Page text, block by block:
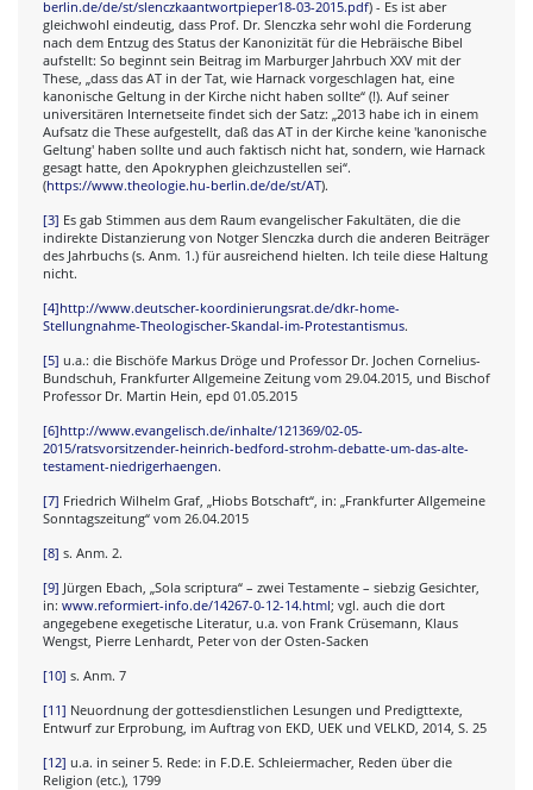
berlin.de/de/st/slenczkaantwortpieper18-03-2015.pdf) - Es ist aber
gleichwohl eindeutig, dass Prof. Dr. Slenczka sehr wohl die Forderung
nach dem Entzug des Status der Kanonizität für die Hebräische Bibel
aufstellt: So beginnt sein Beitrag im Marburger Jahrbuch XXV mit der
These, „dass das AT in der Tat, wie Harnack vorgeschlagen hat, eine
kanonische Geltung in der Kirche nicht haben sollte“ (!). Auf seiner
universitären Internetseite findet sich der Satz: „2013 habe ich in einem
Aufsatz die These aufgestellt, daß das AT in der Kirche keine 'kanonische
Geltung' haben sollte und auch faktisch nicht hat, sondern, wie Harnack
gesagt hatte, den Apokryphen gleichzustellen sei“.
(https://www.theologie.hu-berlin.de/de/st/AT).
[3] Es gab Stimmen aus dem Raum evangelischer Fakultäten, die die
indirekte Distanzierung von Notger Slenczka durch die anderen Beiträger
des Jahrbuchs (s. Anm. 1.) für ausreichend hielten. Ich teile diese Haltung
nicht.
[4]http://www.deutscher-koordinierungsrat.de/dkr-home-
Stellungnahme-Theologischer-Skandal-im-Protestantismus.
[5] u.a.: die Bischöfe Markus Dröge und Professor Dr. Jochen Cornelius-
Bundschuh, Frankfurter Allgemeine Zeitung vom 29.04.2015, und Bischof
Professor Dr. Martin Hein, epd 01.05.2015
[6]http://www.evangelisch.de/inhalte/121369/02-05-
2015/ratsvorsitzender-heinrich-bedford-strohm-debatte-um-das-alte-
testament-niedrigerhaengen.
[7] Friedrich Wilhelm Graf, „Hiobs Botschaft“, in: „Frankfurter Allgemeine
Sonntagszeitung“ vom 26.04.2015
[8] s. Anm. 2.
[9] Jürgen Ebach, „Sola scriptura“ – zwei Testamente – siebzig Gesichter,
in: www.reformiert-info.de/14267-0-12-14.html; vgl. auch die dort
angegebene exegetische Literatur, u.a. von Frank Crüsemann, Klaus
Wengst, Pierre Lenhardt, Peter von der Osten-Sacken
[10] s. Anm. 7
[11] Neuordnung der gottesdienstlichen Lesungen und Predigttexte,
Entwurf zur Erprobung, im Auftrag von EKD, UEK und VELKD, 2014, S. 25
[12] u.a. in seiner 5. Rede: in F.D.E. Schleiermacher, Reden über die
Religion (etc.), 1799